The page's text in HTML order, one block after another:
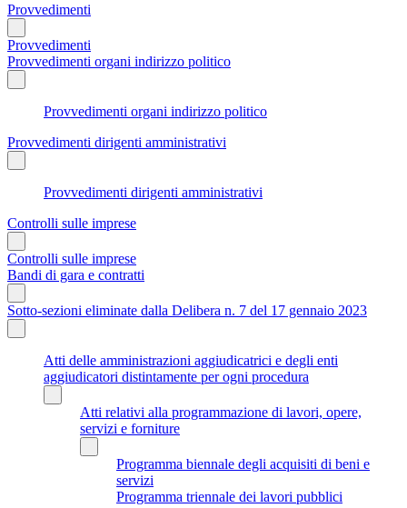
Provvedimenti
Provvedimenti
Provvedimenti organi indirizzo politico
Provvedimenti organi indirizzo politico
Provvedimenti dirigenti amministrativi
Provvedimenti dirigenti amministrativi
Controlli sulle imprese
Controlli sulle imprese
Bandi di gara e contratti
Sotto-sezioni eliminate dalla Delibera n. 7 del 17 gennaio 2023
Atti delle amministrazioni aggiudicatrici e degli enti
aggiudicatori distintamente per ogni procedura
Atti relativi alla programmazione di lavori, opere,
servizi e forniture
Programma biennale degli acquisiti di beni e
servizi
Programma triennale dei lavori pubblici